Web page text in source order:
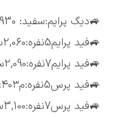
🚙دیگ پرایم:سفید: 1,930/مشکی:2,010
🚙فید پرایم5نفره:2,060سفید ۵پر
🚙فید پرایم7نفره:2,090سفید۵پر
🚙فید پرس5نفره:م۴۰۳: سفیدنسکافه 3,065
🚙فید پرس7نفره:3,100سفیدنسکافه